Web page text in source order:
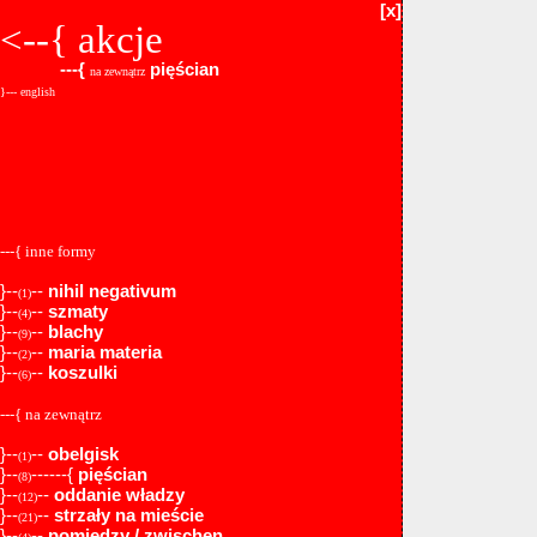
[x]
<--{ akcje
---{ na zewnątrz pięścian
}--- english
---{ inne formy
}--(1)-- nihil negativum
}--(4)-- szmaty
}--(9)-- blachy
}--(2)-- maria materia
}--(6)-- koszulki
---{ na zewnątrz
}--(1)-- obelgisk
}--(8)------{ pięścian
}--(12)-- oddanie władzy
}--(21)-- strzały na mieście